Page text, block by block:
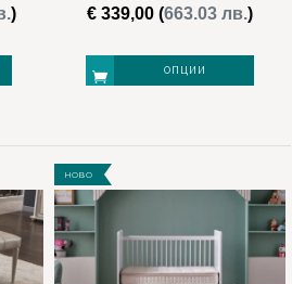
)Price
€339,00(663.03 лв.)
€
ОПЦИИ
variants.
The
НОВО